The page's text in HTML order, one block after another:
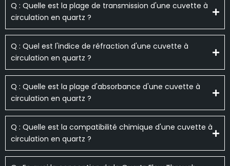
Q : Quelle est la plage de transmission d'une cuvette à
circulation en quartz ?
Q : Quel est l'indice de réfraction d'une cuvette à
circulation en quartz ?
Q : Quelle est la plage d'absorbance d'une cuvette à
circulation en quartz ?
Q : Quelle est la compatibilité chimique d'une cuvette à
circulation en quartz ?